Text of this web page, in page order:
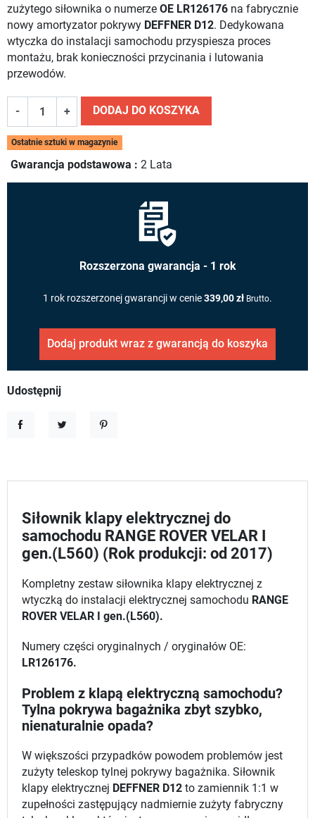
zużytego siłownika o numerze OE LR126176 na fabrycznie
nowy amortyzator pokrywy DEFFNER D12. Dedykowana
wtyczka do instalacji samochodu przyspiesza proces
montażu, brak konieczności przycinania i lutowania
przewodów.
- + DODAJ DO KOSZYKA
Ostatnie sztuki w magazynie
Gwarancja podstawowa : 2 Lata
Rozszerzona gwarancja - 1 rok
1 rok rozszerzonej gwarancji w cenie339,00 zł Brutto.
Dodaj produkt wraz z gwarancją do koszyka
Udostępnij
Siłownik klapy elektrycznej do
samochodu RANGE ROVER VELAR I
gen.(L560) (Rok produkcji: od 2017)
Kompletny zestaw siłownika klapy elektrycznej z
wtyczką do instalacji elektrycznej samochodu RANGE
ROVER VELAR I gen.(L560).
Numery części oryginalnych / oryginałów OE:
LR126176.
Problem z klapą elektryczną samochodu?
Tylna pokrywa bagażnika zbyt szybko,
nienaturalnie opada?
W większości przypadków powodem problemów jest
zużyty teleskop tylnej pokrywy bagażnika. Siłownik
klapy elektrycznej DEFFNER D12 to zamiennik 1:1 w
zupełności zastępujący nadmiernie zużyty fabryczny